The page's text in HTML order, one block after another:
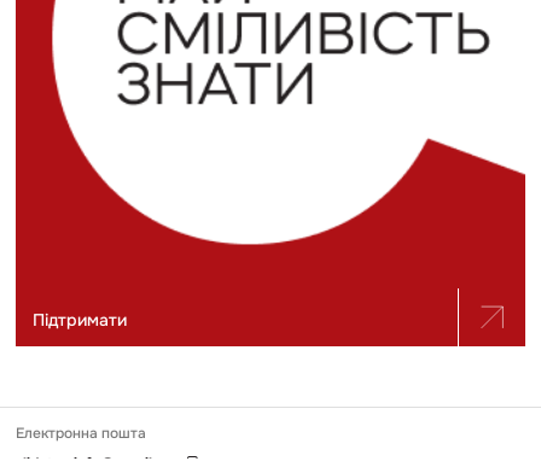
Підтримати
Електронна пошта
slidstvo.info@gmail.com